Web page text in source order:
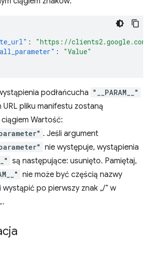
:
"https://
:
"Value"
podłańcucha "__PARAM__"
URL pliku manifestu zostaną
Wartość:
. Jeśli argument
nie występuje, wystąpienia
są następujące: usunięto. Pamiętaj,
nie może być częścią nazwy
po pierwszy znak „/” w